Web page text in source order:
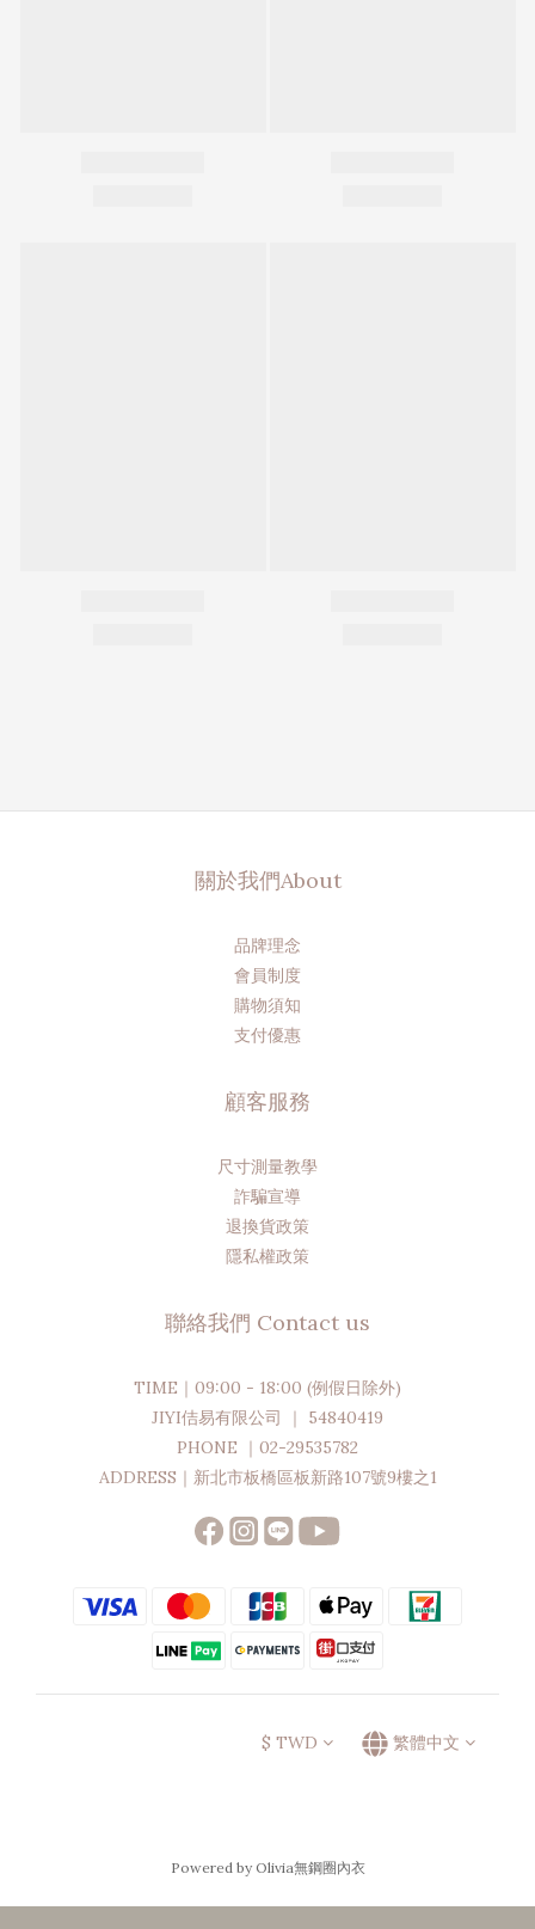
關於我們About
品牌理念
會員制度
購物須知
支付優惠
顧客服務
尺寸測量教學
詐騙宣導
退換貨政策
隱私權政策
聯絡我們 Contact us
TIME｜09:00 - 18:00 (例假日除外)
JIYI佶易有限公司 ｜ 54840419
PHONE ｜02-29535782
ADDRESS｜新北市板橋區板新路107號9樓之1
$ TWD 繁體中文
Powered by Olivia無鋼圈內衣